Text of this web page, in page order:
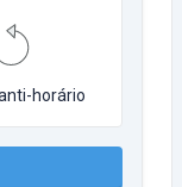
horário